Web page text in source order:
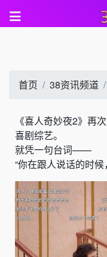
首页 38资讯频道
《喜人奇妙夜2》再
喜剧综艺。
就凭一句台词——
“你在跟人说话的时